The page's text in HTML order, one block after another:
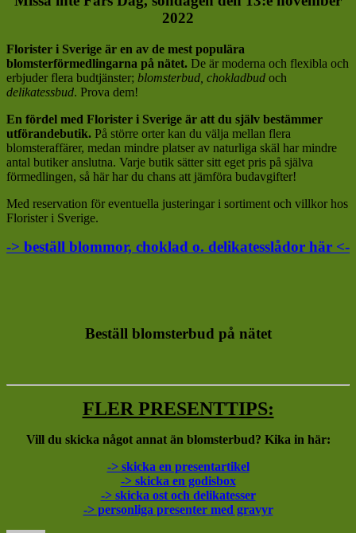
2022
Florister i Sverige är en av de mest populära
blomsterförmedlingarna på nätet. De är moderna och flexibla och
erbjuder flera budtjänster; blomsterbud, chokladbud och
delikatessbud. Prova dem!
En fördel med Florister i Sverige är att du själv bestämmer
utförandebutik. På större orter kan du välja mellan flera
blomsteraffärer, medan mindre platser av naturliga skäl har mindre
antal butiker anslutna. Varje butik sätter sitt eget pris på själva
förmedlingen, så här har du chans att jämföra budavgifter!
Med reservation för eventuella justeringar i sortiment och villkor hos
Florister i Sverige.
-> beställ blommor, choklad o. delikatesslådor här <-
Beställ blomsterbud på nätet
FLER PRESENTTIPS:
Vill du skicka något annat än blomsterbud? Kika in här:
-> skicka en presentartikel
-> skicka en godisbox
-> skicka ost och delikatesser
-> personliga presenter med gravyr